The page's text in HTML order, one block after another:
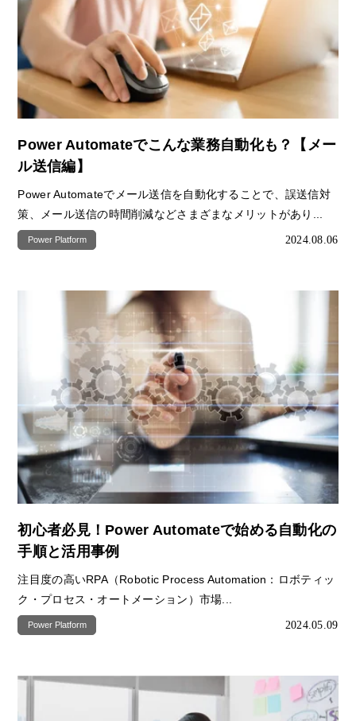
Power Automateでこんな業務自動化も？【メー
ル送信編】
Power Automateでメール送信を自動化することで、誤送信対
策、メール送信の時間削減などさまざまなメリットがあり...
Power Platform 2024.08.06
初心者必見！Power Automateで始める自動化の
手順と活用事例
注目度の高いRPA（Robotic Process Automation：ロボティッ
ク・プロセス・オートメーション）市場...
Power Platform 2024.05.09